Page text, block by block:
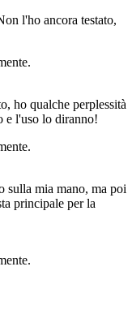
l'ho ancora testato,
ho qualche perplessità
e l'uso lo diranno!
sulla mia mano, ma poi
principale per la